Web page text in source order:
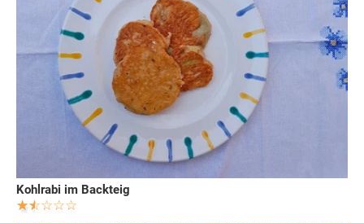
Kohlrabi im Backteig